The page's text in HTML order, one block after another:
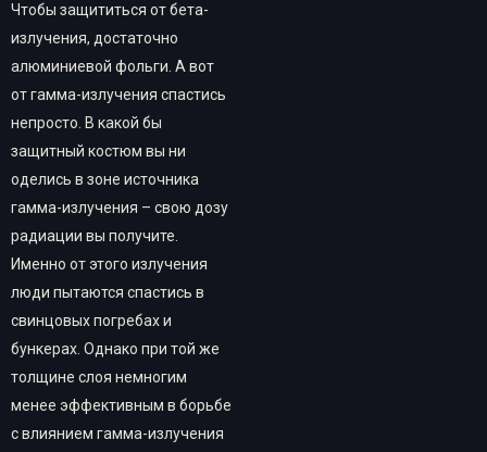
Чтобы защититься от бета-
излучения, достаточно
алюминиевой фольги. А вот
от гамма-излучения спастись
непросто. В какой бы
защитный костюм вы ни
оделись в зоне источника
гамма-излучения – свою дозу
радиации вы получите.
Именно от этого излучения
люди пытаются спастись в
свинцовых погребах и
бункерах. Однако при той же
толщине слоя немногим
менее эффективным в борьбе
с влиянием гамма-излучения